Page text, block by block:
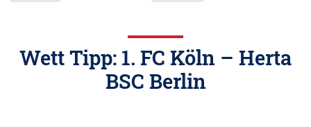
Wett Tipp: 1. FC Köln – Herta
BSC Berlin